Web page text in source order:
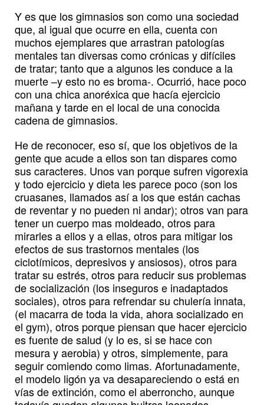
Y es que los gimnasios son como una sociedad
que, al igual que ocurre en ella, cuenta con
muchos ejemplares que arrastran patologías
mentales tan diversas como crónicas y difíciles
de tratar; tanto que a algunos les conduce a la
muerte –y esto no es broma-. Ocurrió, hace poco
con una chica anoréxica que hacía ejercicio
mañana y tarde en el local de una conocida
cadena de gimnasios.
He de reconocer, eso sí, que los objetivos de la
gente que acude a ellos son tan dispares como
sus caracteres. Unos van porque sufren vigorexia
y todo ejercicio y dieta les parece poco (son los
cruasanes, llamados así a los que están cachas
de reventar y no pueden ni andar); otros van para
tener un cuerpo mas moldeado, otros para
mirarles a ellos y a ellas, otros para mitigar los
efectos de sus trastornos mentales (los
ciclotímicos, depresivos y ansiosos), otros para
tratar su estrés, otros para reducir sus problemas
de socialización (los inseguros e inadaptados
sociales), otros para refrendar su chulería innata,
(el macarra de toda la vida, ahora socializado en
el gym), otros porque piensan que hacer ejercicio
es fuente de salud (y lo es, si se hace con
mesura y aerobia) y otros, simplemente, para
seguir comiendo como limas. Afortunadamente,
el modelo ligón ya va desapareciendo o está en
vías de extinción, como el aberroncho, aunque